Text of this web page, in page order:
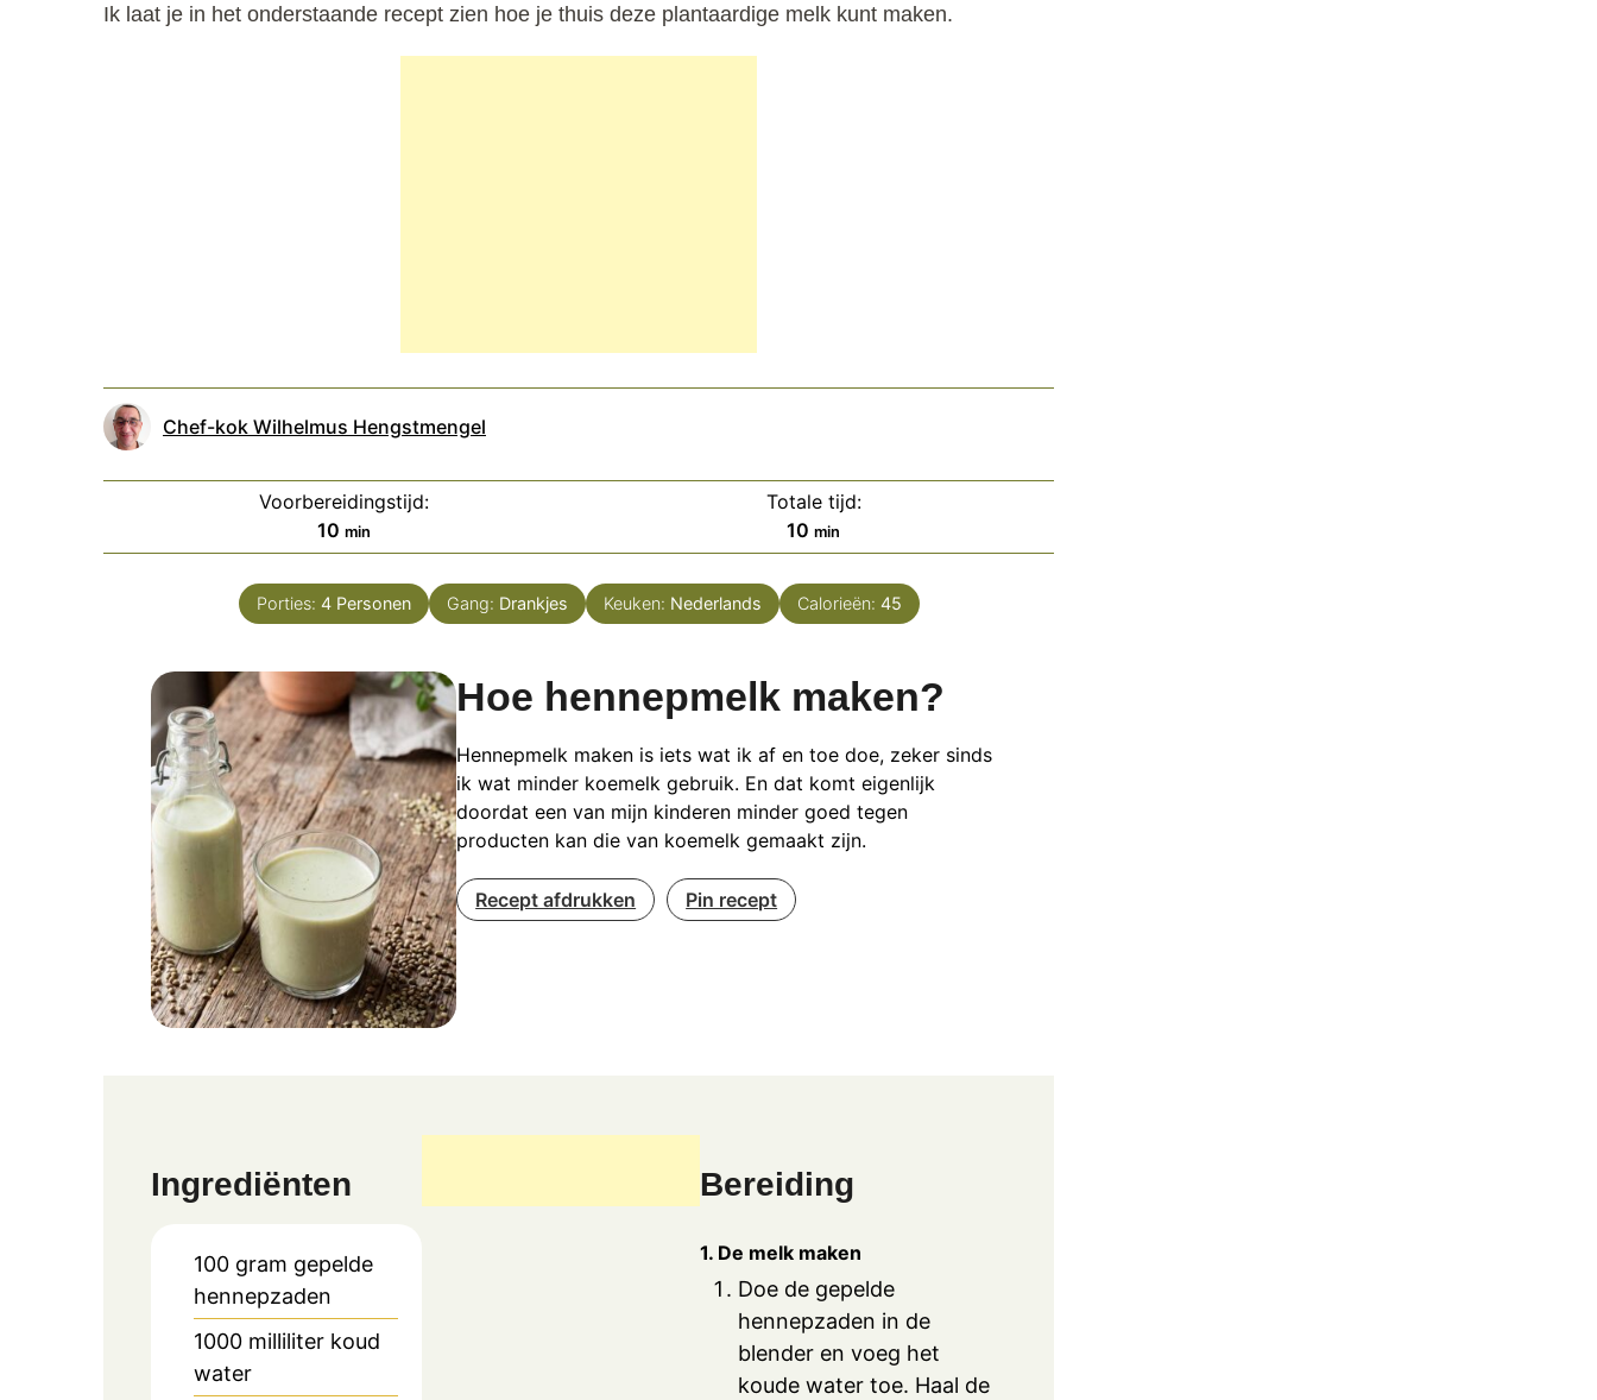
Ik laat je in het onderstaande recept zien hoe je thuis deze plantaardige melk kunt maken.
Chef-kok Wilhelmus Hengstmengel
Voorbereidingstijd:
10 minuten
min
Totale tijd:
10 minuten
min
Porties: 4 Personen Gang: Drankjes Keuken: Nederlands Calorieën: 45
Hoe hennepmelk maken?
Hennepmelk maken is iets wat ik af en toe doe, zeker sinds
ik wat minder koemelk gebruik. En dat komt eigenlijk
doordat een van mijn kinderen minder goed tegen
producten kan die van koemelk gemaakt zijn.
Recept afdrukken Pin recept
Ingrediënten
100 gram gepelde
hennepzaden
1000 milliliter koud
water
Bereiding
1. De melk maken
Doe de gepelde
hennepzaden in de
blender en voeg het
koude water toe. Haal de